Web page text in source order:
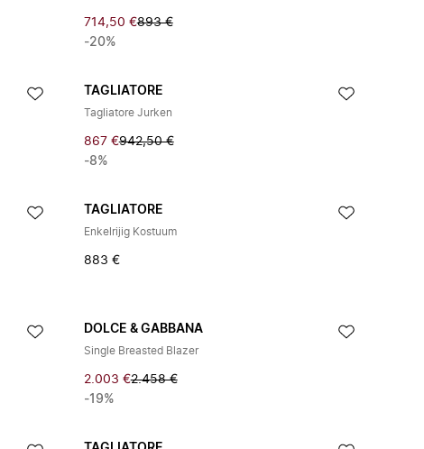
714,50 €893 €
-20%
TAGLIATORE
Tagliatore Jurken
867 €942,50 €
-8%
TAGLIATORE
Enkelrijig Kostuum
883 €
DOLCE & GABBANA
Single Breasted Blazer
2.003 €2.458 €
-19%